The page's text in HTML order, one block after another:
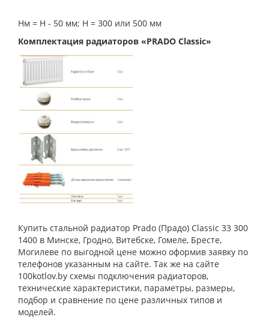
Нм = Н - 50 мм; Н = 300 или 500 мм
Комплектация радиаторов «PRADO Classic»
Купить стальной радиатор Prado (Прадо) Classic 33 300
1400 в Минске, Гродно, Витебске, Гомеле, Бресте,
Могилеве по выгодной цене можно оформив заявку по
телефонов указанным на сайте. Так же на сайте
100kotlov.by схемы подключения радиаторов,
технические характеристики, параметры, размеры,
подбор и сравнение по цене различных типов и
моделей.